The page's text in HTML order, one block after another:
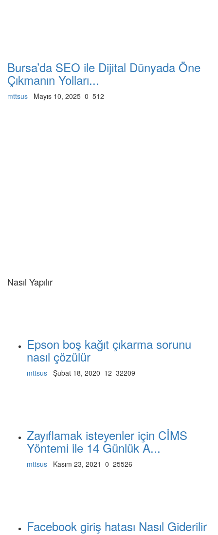
Bursa’da SEO ile Dijital Dünyada Öne
Çıkmanın Yolları...
mttsus Mayıs 10, 2025 0 512
Nasıl Yapılır
Epson boş kağıt çıkarma sorunu
nasıl çözülür
mttsus Şubat 18, 2020 12 32209
Zayıflamak isteyenler için CİMS
Yöntemi ile 14 Günlük A...
mttsus Kasım 23, 2021 0 25526
Facebook giriş hatası Nasıl Giderilir